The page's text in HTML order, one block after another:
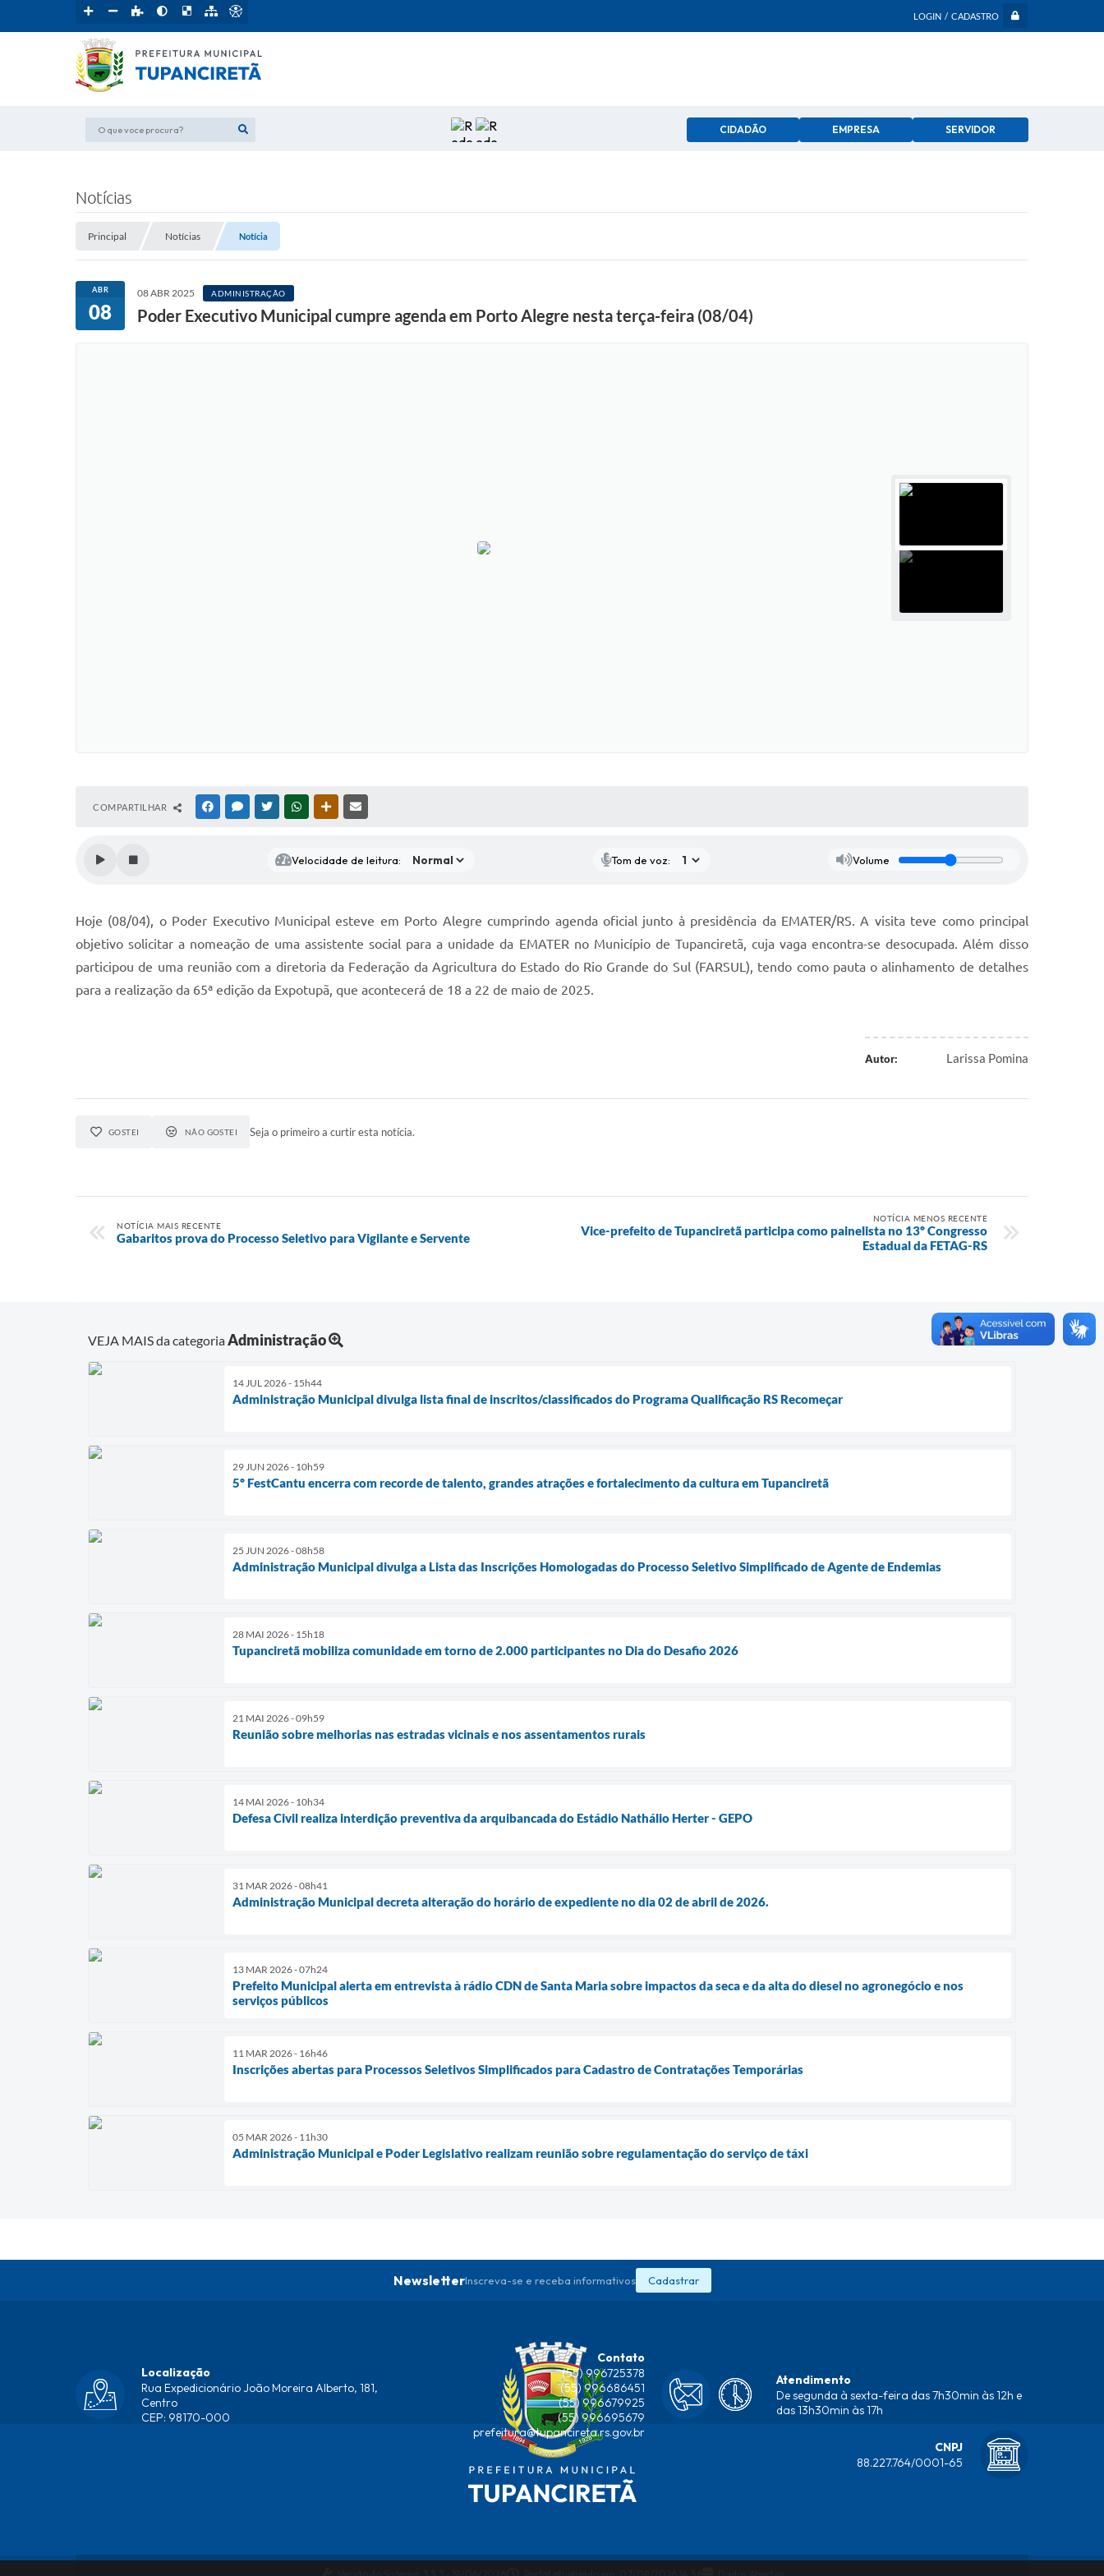
LOGIN / CADASTRO
O que voce procura? CIDADÃO EMPRESA SERVIDOR
Notícias
Principal Notícias Notícia
ABR
08
08 ABR 2025 ADMINISTRAÇÃO
Poder Executivo Municipal cumpre agenda em Porto Alegre nesta terça-feira (08/04)
COMPARTILHAR FACEBOOKMESSENGER
TWITTERWHATSAPPOUTRAS MÍDIAS
Velocidade de leitura: Tom de voz: Volume
Hoje (08/04), o Poder Executivo Municipal esteve em Porto Alegre cumprindo agenda oficial junto à presidência da EMATER/RS. A visita teve como principal
objetivo solicitar a nomeação de uma assistente social para a unidade da EMATER no Município de Tupanciretã, cuja vaga encontra-se desocupada. Além disso
participou de uma reunião com a diretoria da Federação da Agricultura do Estado do Rio Grande do Sul (FARSUL), tendo como pauta o alinhamento de detalhes
para a realização da 65ª edição da Expotupã, que acontecerá de 18 a 22 de maio de 2025.
Autor: Larissa Pomina
GOSTEI NÃO GOSTEI Seja o primeiro a curtir esta notícia.
NOTÍCIA MAIS RECENTE
Gabaritos prova do Processo Seletivo para Vigilante e Servente
NOTÍCIA MENOS RECENTE
Vice-prefeito de Tupanciretã participa como painelista no 13º Congresso
Estadual da FETAG-RS
VEJA MAIS da categoriaAdministração
14 JUL 2026 - 15h44
Administração Municipal divulga lista final de inscritos/classificados do Programa Qualificação RS Recomeçar
29 JUN 2026 - 10h59
5º FestCantu encerra com recorde de talento, grandes atrações e fortalecimento da cultura em Tupanciretã
25 JUN 2026 - 08h58
Administração Municipal divulga a Lista das Inscrições Homologadas do Processo Seletivo Simplificado de Agente de Endemias
28 MAI 2026 - 15h18
Tupanciretã mobiliza comunidade em torno de 2.000 participantes no Dia do Desafio 2026
21 MAI 2026 - 09h59
Reunião sobre melhorias nas estradas vicinais e nos assentamentos rurais
14 MAI 2026 - 10h34
Defesa Civil realiza interdição preventiva da arquibancada do Estádio Nathálio Herter - GEPO
31 MAR 2026 - 08h41
Administração Municipal decreta alteração do horário de expediente no dia 02 de abril de 2026.
13 MAR 2026 - 07h24
Prefeito Municipal alerta em entrevista à rádio CDN de Santa Maria sobre impactos da seca e da alta do diesel no agronegócio e nos
serviços públicos
11 MAR 2026 - 16h46
Inscrições abertas para Processos Seletivos Simplificados para Cadastro de Contratações Temporárias
05 MAR 2026 - 11h30
Administração Municipal e Poder Legislativo realizam reunião sobre regulamentação do serviço de táxi
NewsletterInscreva-se e receba informativos Cadastrar
Localização
Rua Expedicionário João Moreira Alberto, 181,
Centro
CEP: 98170-000
Contato
(55) 996725378
(55) 996686451
(55) 996679925
(55) 996695679
prefeitura@tupancireta.rs.gov.br
Atendimento
De segunda à sexta-feira das 7h30min às 12h e
das 13h30min às 17h
CNPJ
88.227.764/0001-65